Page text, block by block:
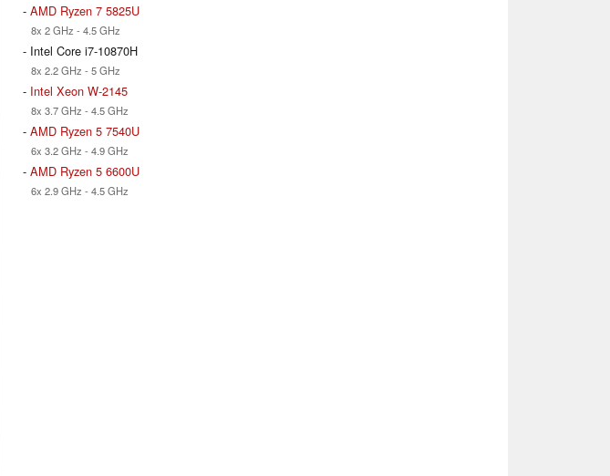
- AMD Ryzen 7 5825U
8x 2 GHz - 4.5 GHz
- Intel Core i7-10870H
8x 2.2 GHz - 5 GHz
- Intel Xeon W-2145
8x 3.7 GHz - 4.5 GHz
- AMD Ryzen 5 7540U
6x 3.2 GHz - 4.9 GHz
- AMD Ryzen 5 6600U
6x 2.9 GHz - 4.5 GHz